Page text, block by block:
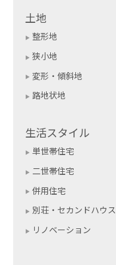
土地
整形地
狭小地
変形・傾斜地
路地状地
生活スタイル
単世帯住宅
二世帯住宅
併用住宅
別荘・セカンドハウス
リノベーション